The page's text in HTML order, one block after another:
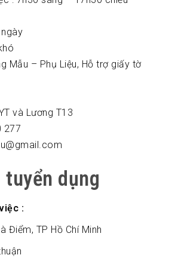
Mẫu – Phụ Liệu, Hỗ trợ giấy tờ
và Lương T13
277
dụng
Điểm, TP Hồ Chí Minh